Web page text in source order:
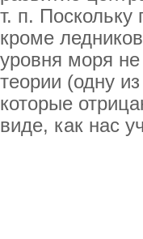
т. п.
кроме
уровня моря
теории (одну
которые
виде, как нас